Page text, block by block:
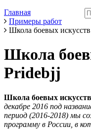
Главная
Примеры работ
Школа боевых
Школа
Pridebjj
Школа боевых
декабре 2016 под
период (2016-2018) мы
программу в России, в